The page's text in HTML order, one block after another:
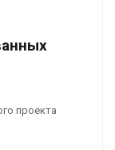
проекта